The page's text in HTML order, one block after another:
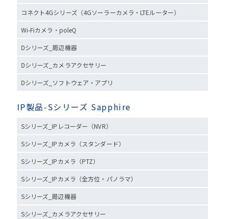
コネクト4Gシリーズ（4Gソーラーカメラ・LTEルーター）
Wi-Fiカメラ・poleQ
Dシリーズ_周辺機器
Dシリーズ_カメラアクセサリー
Dシリーズ_ソフトウェア・アプリ
IP製品-Sシリーズ Sapphire
Sシリーズ_IPレコーダー（NVR）
Sシリーズ_IPカメラ（スタンダード）
Sシリーズ_IPカメラ（PTZ）
Sシリーズ_IPカメラ（全方位・パノラマ）
Sシリーズ_周辺機器
Sシリーズ_カメラアクセサリー